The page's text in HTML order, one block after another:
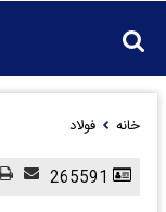
خانه فولاد